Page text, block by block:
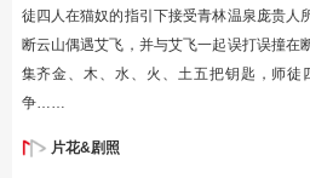
徒四人在猫奴的指引下接受青林温泉庞贵人
断云山偶遇艾飞，并与艾飞一起误打误撞在
集齐金、木、水、火、土五把钥匙，师
争……
片花&剧照